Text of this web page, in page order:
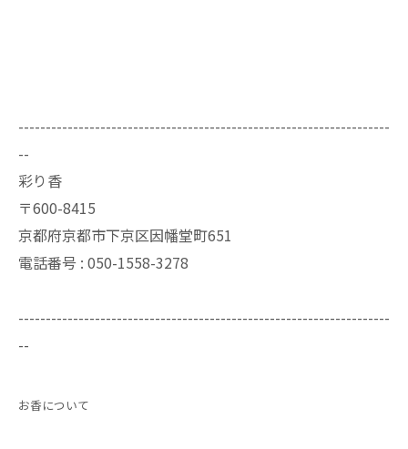
--------------------------------------------------------------------
--
彩り香
〒600-8415
京都府京都市下京区因幡堂町651
電話番号 : 050-1558-3278
--------------------------------------------------------------------
--
お香について